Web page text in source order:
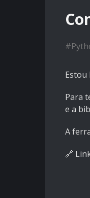
#
Estou
Para
e a
A
🔗